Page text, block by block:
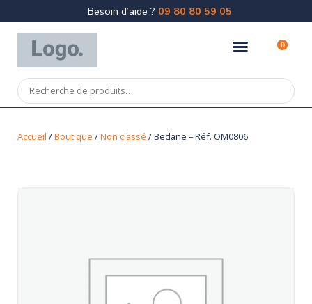
Besoin d’aide ? 09 80 80 59 05
0
Accueil /Boutique /Non classé / Bedane – Réf. OM0806